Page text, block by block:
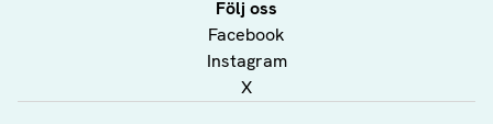
Följ oss
Facebook
Instagram
X